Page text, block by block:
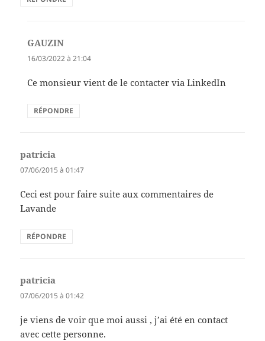
GAUZIN
16/03/2022 à 21:04
Ce monsieur vient de le contacter via LinkedIn
RÉPONDRE
patricia
07/06/2015 à 01:47
Ceci est pour faire suite aux commentaires de
Lavande
RÉPONDRE
patricia
07/06/2015 à 01:42
je viens de voir que moi aussi , j’ai été en contact
avec cette personne.